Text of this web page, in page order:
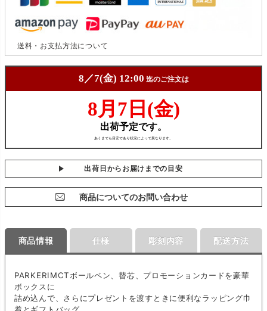
送料・お支払方法について
出荷日からお届けまでの目安
商品についてのお問い合わせ
商品情報
PARKERIMCTボールペン、替芯、プロモーションカードを豪華
ボックスに
詰め込んで、さらにプレゼントを渡すときに便利なラッピング巾
仕様 彫刻内容 配送方法